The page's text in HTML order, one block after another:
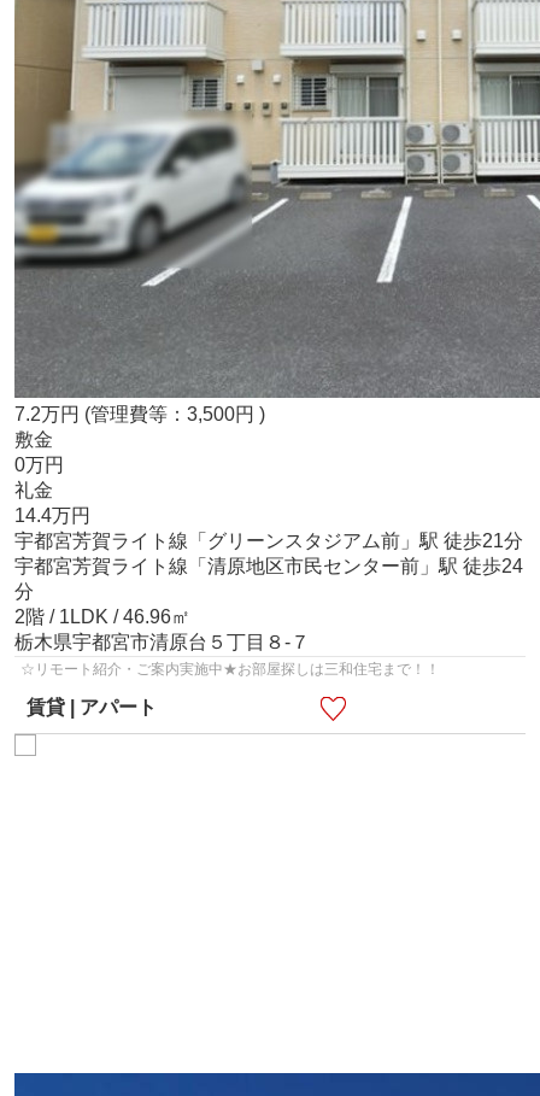
7.2万円 (管理費等：3,500円 )
敷金
0万円
礼金
14.4万円
宇都宮芳賀ライト線 「 グリーンスタジアム前」駅 徒歩21分
宇都宮芳賀ライト線 「 清原地区市民センター前」駅 徒歩24
分
2階 / 1LDK / 46.96㎡
栃木県宇都宮市清原台 ５丁目８-７
☆リモート紹介・ご案内実施中★お部屋探しは三和住宅まで！！
賃貸 | アパート